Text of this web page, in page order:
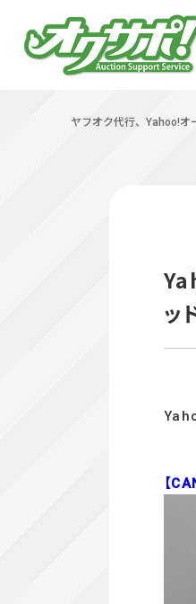
ヤフオク代行、Yahoo!オ
ッ
【